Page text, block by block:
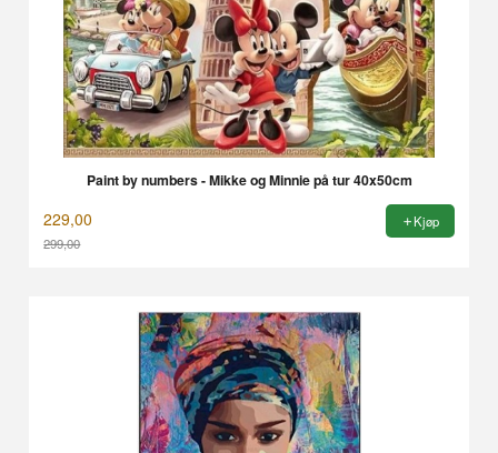
Paint by numbers - Mikke og Minnie på tur 40x50cm
229,00
299,00
Kjøp